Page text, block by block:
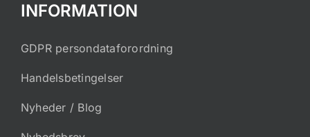
INFORMATION
GDPR persondataforordning
Handelsbetingelser
Nyheder / Blog